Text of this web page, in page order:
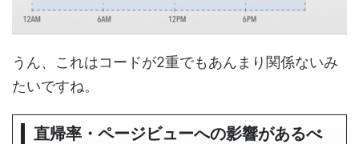
うん、これはコードが2重でもあんまり関係ないみ
たいですね。
直帰率・ページビューへの影響があるべ